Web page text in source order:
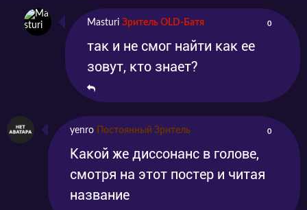
Masturi Зритель OLD-Батя 0
так и не смог найти как ее
зовут, кто знает?
yenro Постоянный Зритель 0
Какой же диссонанс в голове,
смотря на этот постер и читая
название